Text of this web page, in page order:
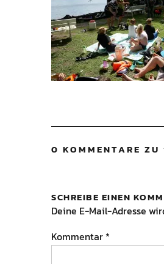
0 KOMMENTARE ZU
SCHREIBE EINEN
Deine E-Mail-Adresse
Kommentar *